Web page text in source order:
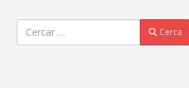
Cercar Cerca